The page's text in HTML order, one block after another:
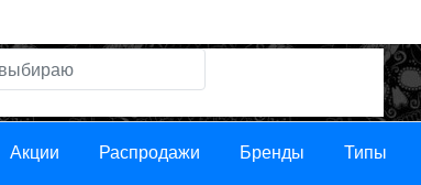
Акции Распродажи Бренды Типы